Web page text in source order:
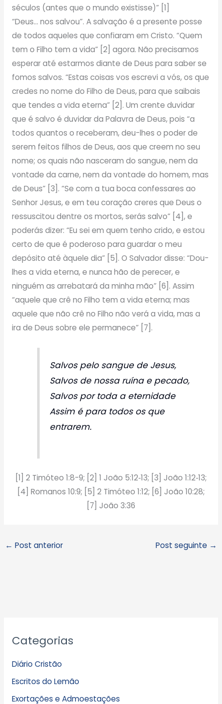
séculos (antes que o mundo existisse)” [1]
“Deus… nos salvou”. A salvação é a presente posse
de todos aqueles que confiaram em Cristo. “Quem
tem o Filho tem a vida” [2] agora. Não precisamos
esperar até estarmos diante de Deus para saber se
fomos salvos. “Estas coisas vos escrevi a vós, os que
credes no nome do Filho de Deus, para que saibais
que tendes a vida eterna” [2]. Um crente duvidar
que é salvo é duvidar da Palavra de Deus, pois “a
todos quantos o receberam, deu-lhes o poder de
serem feitos filhos de Deus, aos que creem no seu
nome; os quais não nasceram do sangue, nem da
vontade da carne, nem da vontade do homem, mas
de Deus” [3]. “Se com a tua boca confessares ao
Senhor Jesus, e em teu coração creres que Deus o
ressuscitou dentre os mortos, serás salvo” [4], e
poderás dizer: “Eu sei em quem tenho crido, e estou
certo de que é poderoso para guardar o meu
depósito até àquele dia” [5]. O Salvador disse: “Dou-
lhes a vida eterna, e nunca hão de perecer, e
ninguém as arrebatará da minha mão” [6]. Assim
“aquele que crê no Filho tem a vida eterna; mas
aquele que não crê no Filho não verá a vida, mas a
ira de Deus sobre ele permanece” [7].
Salvos pelo sangue de Jesus,
Salvos de nossa ruína e pecado,
Salvos por toda a eternidade
Assim é para todos os que
entrarem.
[1] 2 Timóteo 1:8-9; [2] 1 João 5:12‑13; [3] João 1:12‑13;
[4] Romanos 10:9; [5] 2 Timóteo 1:12; [6] João 10:28;
[7] João 3:36
← Post anterior Post seguinte →
Categorias
Diário Cristão
Escritos do Lemão
Exortações e Admoestações
r
i
v